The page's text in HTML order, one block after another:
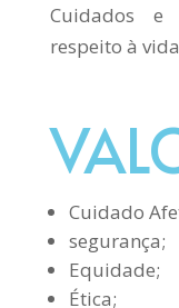
Cuidados e
respeito à
Cuidado
segurança;
Equidade;
Ética;